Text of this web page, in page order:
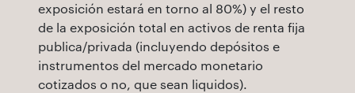
exposición estará en torno al 80%) y el resto
de la exposición total en activos de renta fija
publica/privada (incluyendo depósitos e
instrumentos del mercado monetario
cotizados o no, que sean liquidos).